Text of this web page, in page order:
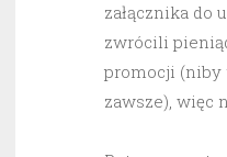
załącznika do
zwrócili
promocji (niby
zawsze), więc